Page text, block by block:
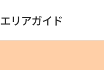
エリアガイド